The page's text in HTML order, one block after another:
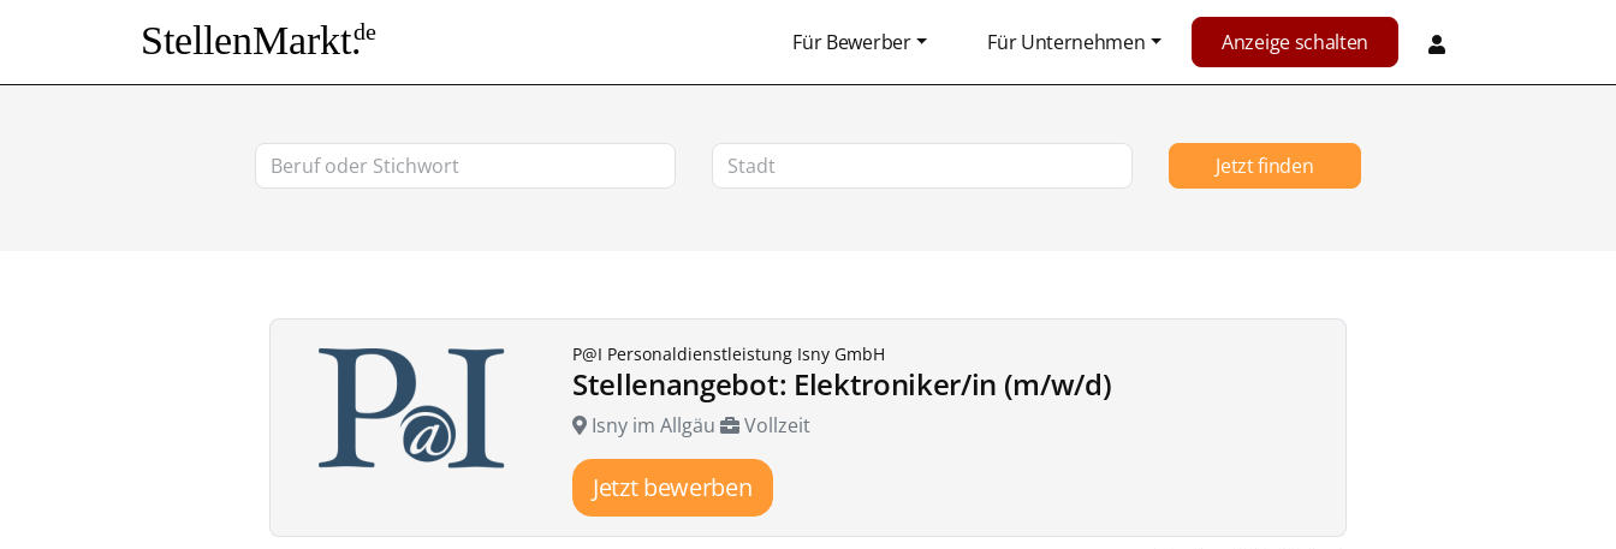
StellenMarkt.de Für Bewerber Für Unternehmen Anzeige schalten
Jetzt finden
P@I Personaldienstleistung Isny GmbH
Stellenangebot: Elektroniker/in (m/w/d)
Isny im Allgäu Vollzeit
Jetzt bewerben